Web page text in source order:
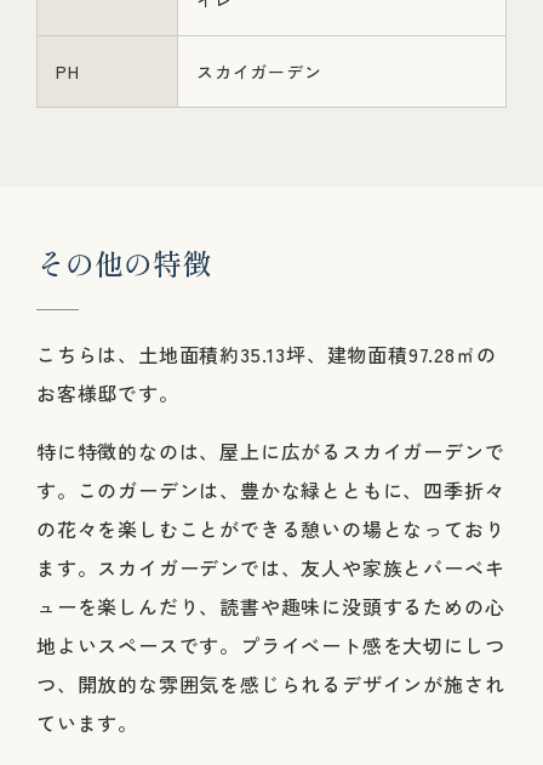
PH スカイガーデン
その他の特徴
こちらは、土地面積約35.13坪、建物面積97.28㎡の
お客様邸です。
特に特徴的なのは、屋上に広がるスカイガーデンで
す。このガーデンは、豊かな緑とともに、四季折々
の花々を楽しむことができる憩いの場となっており
ます。スカイガーデンでは、友人や家族とバーベキ
ューを楽しんだり、読書や趣味に没頭するための心
地よいスペースです。プライベート感を大切にしつ
つ、開放的な雰囲気を感じられるデザインが施され
ています。